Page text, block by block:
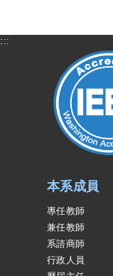
:::
本系成員
專任教師
兼任教師
系諮商師
行政人員